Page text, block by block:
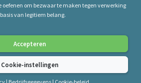
- Helpdesk: marijke@astrostar.nl
Alleen voor spirituele en
Je moet 18 jaar of ouder zijn.
om bezwaar te maken tegen verwerking
basis van legitiem belang.
Accepteren
Cookie-instellingen